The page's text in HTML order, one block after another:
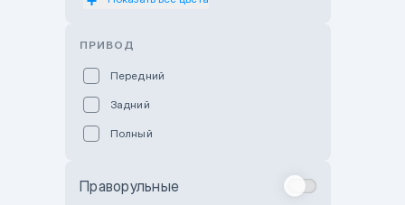
ПРИВОД
Передний
Задний
Полный
Праворульные